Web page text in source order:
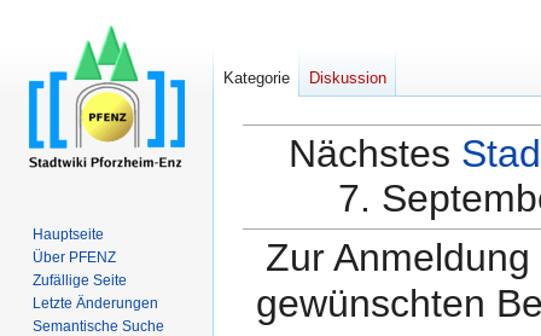
Nächstes
7.
Zur
gewünschten
Kategorie Diskussion
Hauptseite
Über PFENZ
Zufällige Seite
Letzte Änderungen
Semantische Suche